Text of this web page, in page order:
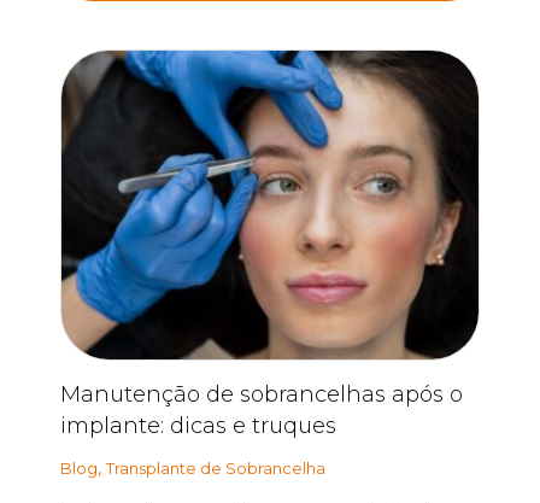
Manutenção de sobrancelhas após o
implante: dicas e truques
Blog,Transplante de Sobrancelha